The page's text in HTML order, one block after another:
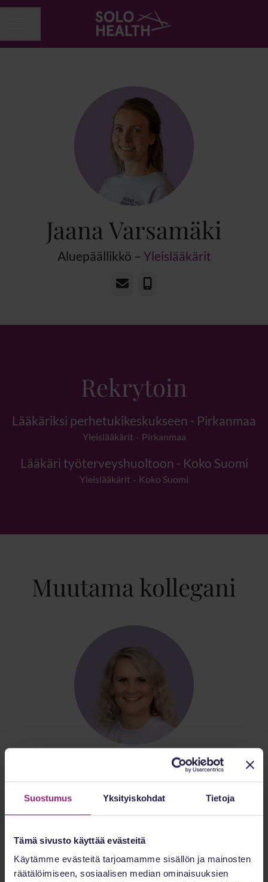
Suostumus Yksityiskohdat Tietoja
Tämä sivusto käyttää evästeitä
Käytämme evästeitä tarjoamamme sisällön ja mainosten
räätälöimiseen, sosiaalisen median ominaisuuksien
Jaana Varsamäki
Aluepäällikkö – Yleislääkärit
SähköpostiPuhelin
Rekrytoin
Lääkäriksi perhetukikeskukseen - Pirkanmaa
Yleislääkärit · Pirkanmaa
Lääkäri työterveyshuoltoon - Koko Suomi
Yleislääkärit · Koko Suomi
Muutama kollegani